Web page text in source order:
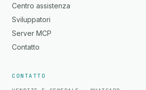
Centro assistenza
Sviluppatori
Server MCP
Contatto
CONTATTO